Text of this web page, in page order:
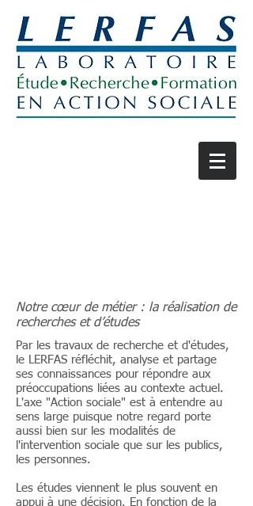
Notre cœur de métier : la réalisation de
recherches et d’études
Par les travaux de recherche et d'études,
le LERFAS réfléchit, analyse et partage
ses connaissances pour répondre aux
préoccupations liées au contexte actuel.
L'axe "Action sociale" est à entendre au
sens large puisque notre regard porte
aussi bien sur les modalités de
l'intervention sociale que sur les publics,
les personnes.
Les études viennent le plus souvent en
appui à une décision. En fonction de la